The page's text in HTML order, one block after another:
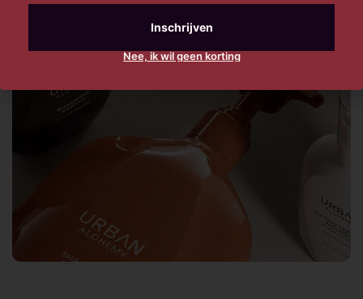
Nee, ik wil geen korting